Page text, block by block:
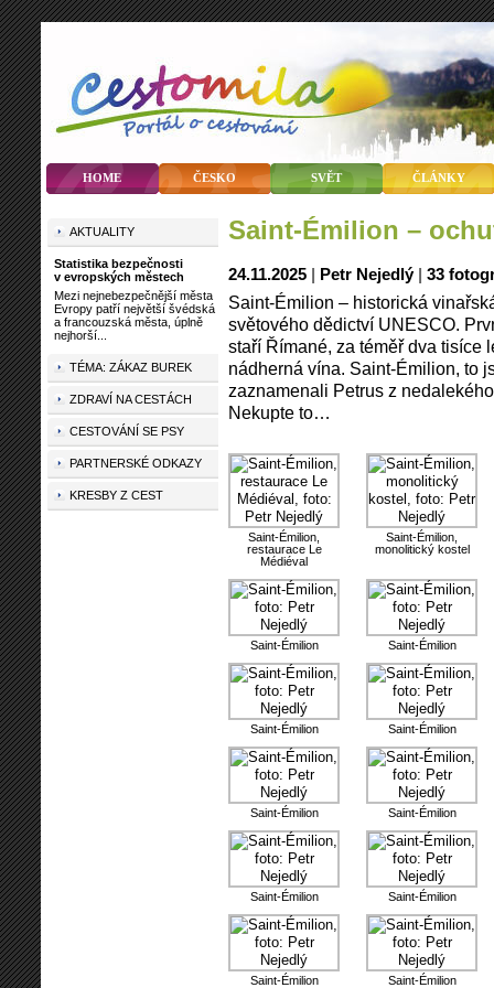
HOME ČESKO SVĚT ČLÁNKY
Saint-Émilion –
24.11.2025 Petr Nejedlý 33
Saint-Émilion – historická
světového dědictví UNESCO.
staří Římané, za téměř dva tisíce
nádherná vína. Saint-Émilion, to
zaznamenali Petrus z
Nekupte to…
Saint-Émilion,
restaurace Le
Médiéval
Saint-Émilion,
monolitický kostel
Saint-Émilion Saint-Émilion
Saint-Émilion Saint-Émilion
Saint-Émilion Saint-Émilion
Saint-Émilion Saint-Émilion
Saint-Émilion Saint-Émilion
AKTUALITY
Statistika bezpečnosti
v evropských městech
Mezi nejnebezpečnější města
Evropy patří největší švédská
a francouzská města, úplně
nejhorší...
TÉMA: ZÁKAZ BUREK
ZDRAVÍ NA CESTÁCH
CESTOVÁNÍ SE PSY
PARTNERSKÉ ODKAZY
KRESBY Z CEST